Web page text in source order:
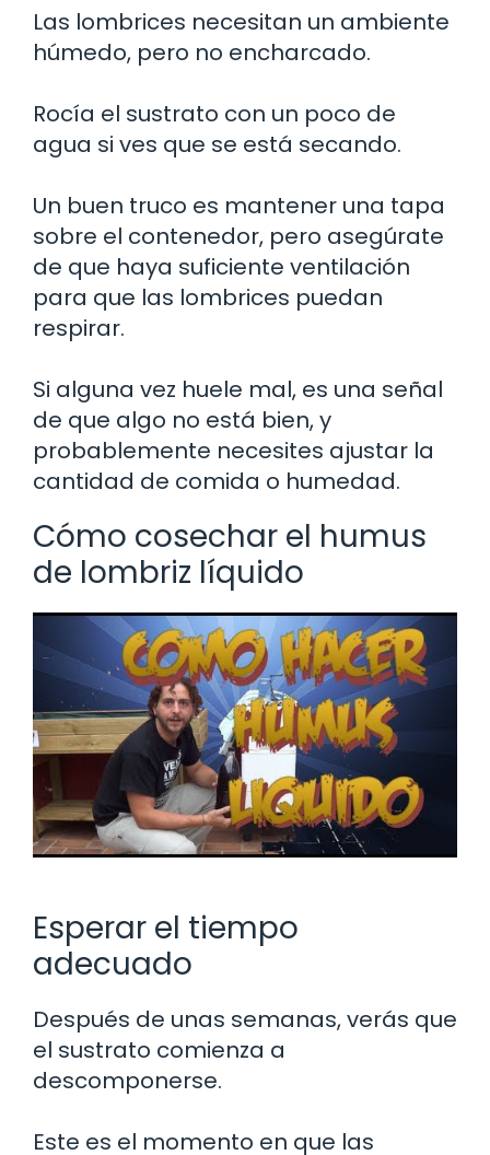
Las lombrices necesitan un ambiente
húmedo, pero no encharcado.
Rocía el sustrato con un poco de
agua si ves que se está secando.
Un buen truco es mantener una tapa
sobre el contenedor, pero asegúrate
de que haya suficiente ventilación
para que las lombrices puedan
respirar.
Si alguna vez huele mal, es una señal
de que algo no está bien, y
probablemente necesites ajustar la
cantidad de comida o humedad.
Cómo cosechar el humus
de lombriz líquido
Esperar el tiempo
adecuado
Después de unas semanas, verás que
el sustrato comienza a
descomponerse.
Este es el momento en que las